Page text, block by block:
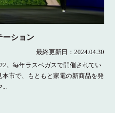
ーション
最終更新日： 2024.04.30
。毎年ラスベガスで開催されてい
市で、もともと家電の新商品を発
...